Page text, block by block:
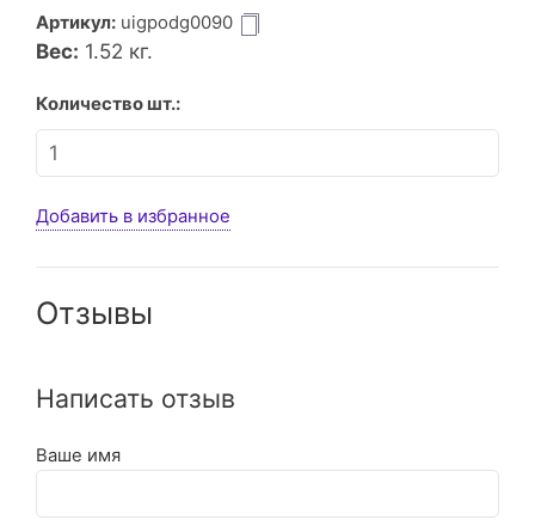
Артикул: uigpodg0090
Вес: 1.52 кг.
Количество шт.:
Добавить в избранное
Отзывы
Написать отзыв
Ваше имя